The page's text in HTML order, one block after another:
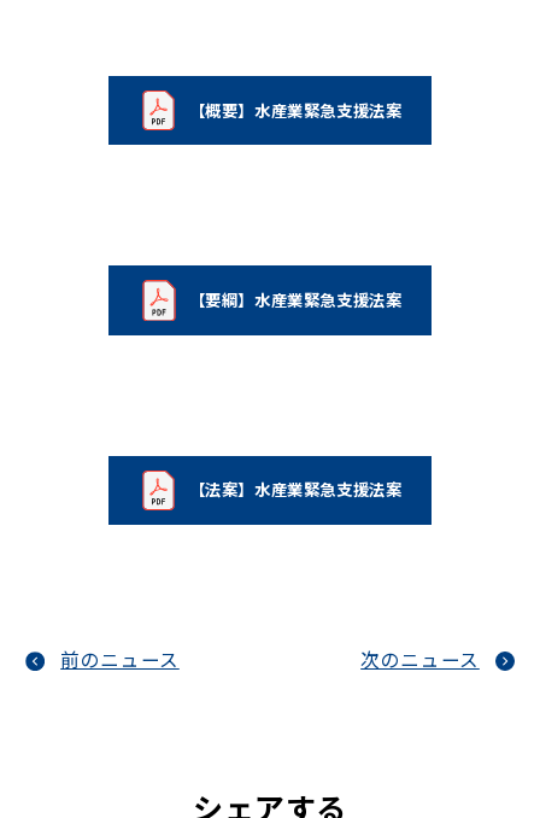
【概要】水産業緊急支援法案
（新しいタブで開く）
【要綱】水産業緊急支援法案
（新しいタブで開く）
【法案】水産業緊急支援法案
（新しいタブで開く）
前のニュース 次のニュース
シェアする